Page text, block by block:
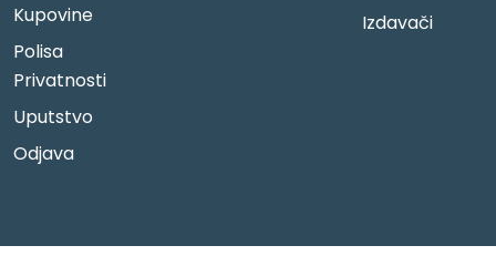
Kupovine
Polisa
Privatnosti
Uputstvo
Odjava
Izdavači